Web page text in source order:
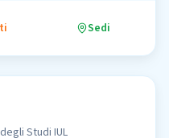
Sedi
Studi IUL